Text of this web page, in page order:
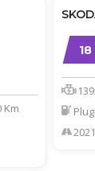
Km
2021